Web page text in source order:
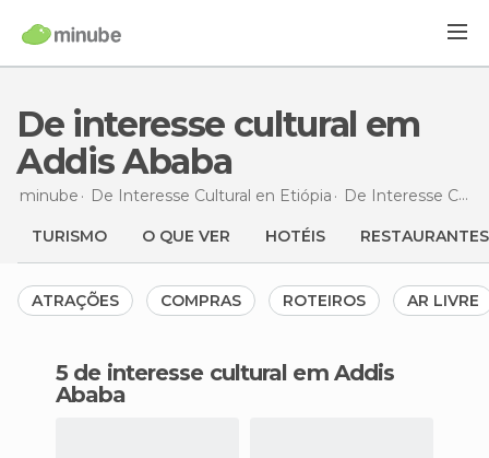
De interesse cultural em
Addis Ababa
minube De Interesse Cultural en Etiópia De Interesse Cultural en
TURISMO O QUE VER HOTÉIS RESTAURANTES
ATRAÇÕES COMPRAS ROTEIROS AR LIVRE
5 de interesse cultural em Addis
Ababa